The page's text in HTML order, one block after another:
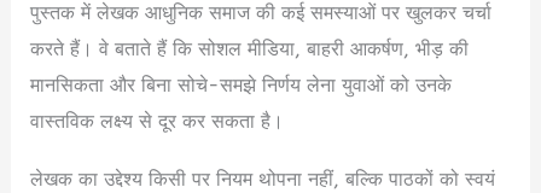
पुस्तक में लेखक आधुनिक समाज की कई समस्याओं पर खुलकर चर्चा
करते हैं। वे बताते हैं कि सोशल मीडिया, बाहरी आकर्षण, भीड़ की
मानसिकता और बिना सोचे-समझे निर्णय लेना युवाओं को उनके
वास्तविक लक्ष्य से दूर कर सकता है।
लेखक का उद्देश्य किसी पर नियम थोपना नहीं, बल्कि पाठकों को स्वयं